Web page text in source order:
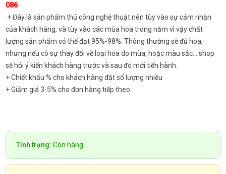
086
+ Đây là sản phẩm thủ công nghệ thuật nên tùy vào sự cảm nhận
của khách hàng, và tùy vào các mùa hoa trong năm vì vậy chất
lượng sản phẩm có thể đạt 95%-98%. Thông thường sẽ đủ hoa,
nhưng nếu có sự thay đổi về loại hoa do mùa, hoặc màu sắc... shop
sẽ hỏi ý kiến khách hàng trước và sau đó mới tiến hành.
+ Chiết khấu % cho khách hàng đặt số lượng nhiều
+ Giảm giá 3-5% cho đơn hàng tiếp theo.
Tình trạng: Còn hàng